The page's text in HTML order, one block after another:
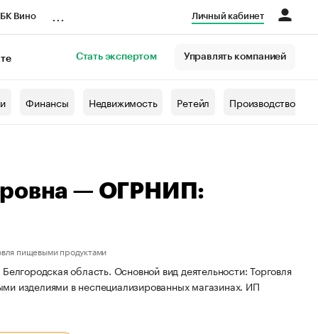
Вино Личный кабинет
Стать экспертом Управлять компанией
Финансы Недвижимость Ретейл Производство
— ОГРНИП:
пищевыми продуктами
область. Основной вид деятельности: Торговля
изделиями в неспециализированных магазинах. ИП